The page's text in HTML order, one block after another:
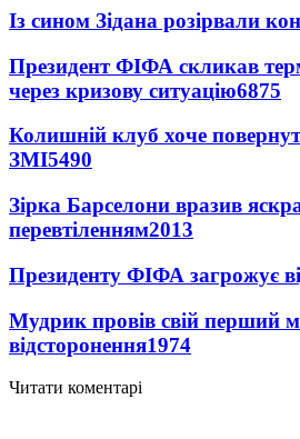
Із сином Зідана розірвали
Президент ФІФА скликав
через кризову ситуацію6875
Колишній клуб хоче
ЗМІ5490
Зірка Барселони вразив
перевтіленням2013
Президенту ФІФА загрожує
Мудрик провів свій перший
відсторонення1974
Читати коментарі